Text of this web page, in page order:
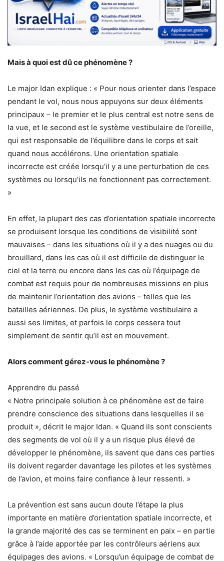
Mais à quoi est dû ce phénomène ?
Le major Idan explique : « Pour nous orienter dans l’espace
pendant le vol, nous nous appuyons sur deux éléments
principaux – le premier et le plus central est notre sens de
la vue, et le second est le système vestibulaire de l’oreille,
qui est responsable de l’équilibre dans le corps et sait
quand nous accélérons. Une orientation spatiale
incorrecte est créée lorsqu’il y a une perturbation de ces
systèmes ou lorsqu’ils ne fonctionnent pas correctement.
»
En effet, la plupart des cas d’orientation spatiale incorrecte
se produisent lorsque les conditions de visibilité sont
mauvaises – dans les situations où il y a des nuages ou du
brouillard, dans les cas où il est difficile de distinguer le
ciel et la terre ou encore dans les cas où l’équipage de
combat est requis pour de nombreuses missions en plus
de maintenir l’orientation des avions – telles que les
batailles aériennes. De plus, le système vestibulaire a
aussi ses limites, et parfois le corps cessera tout
simplement de sentir qu’il est en mouvement.
Alors comment gérez-vous le phénomène ?
Apprendre du passé
« Notre principale solution à ce phénomène est de faire
prendre conscience des situations dans lesquelles il se
produit », décrit le major Idan. « Quand ils sont conscients
des segments de vol où il y a un risque plus élevé de
développer le phénomène, ils savent que dans ces parties
ils doivent regarder davantage les pilotes et les systèmes
de l’avion, et moins faire confiance à leur ressenti. »
La prévention est sans aucun doute l’étape la plus
importante en matière d’orientation spatiale incorrecte, et
la grande majorité des cas se terminent en paix – en partie
grâce à l’aide apportée par les contrôleurs aériens aux
équipages des avions. « Lorsqu’un équipage de combat de